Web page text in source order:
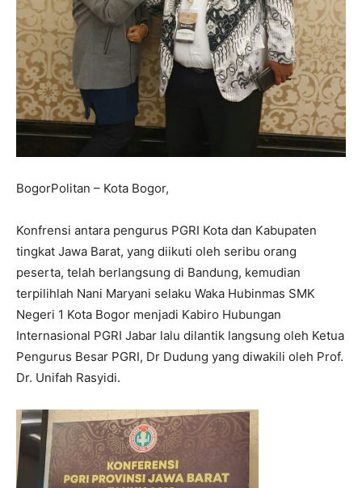
BogorPolitan – Kota Bogor,
Konfrensi antara pengurus PGRI Kota dan Kabupaten
tingkat Jawa Barat, yang diikuti oleh seribu orang
peserta, telah berlangsung di Bandung, kemudian
terpilihlah Nani Maryani selaku Waka Hubinmas SMK
Negeri 1 Kota Bogor menjadi Kabiro Hubungan
Internasional PGRI Jabar lalu dilantik langsung oleh Ketua
Pengurus Besar PGRI, Dr Dudung yang diwakili oleh Prof.
Dr. Unifah Rasyidi.